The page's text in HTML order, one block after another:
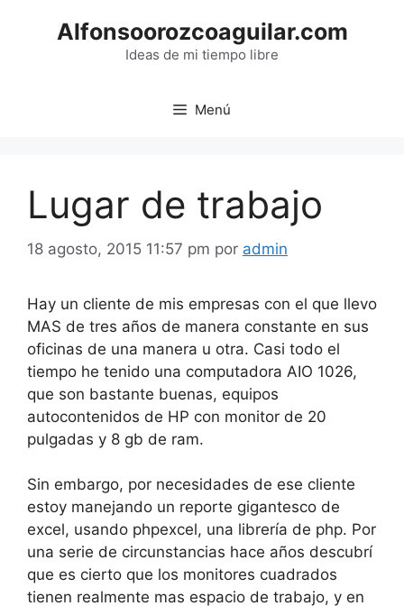
Alfonsoorozcoaguilar.com
Ideas de mi tiempo libre
Menú
Lugar de trabajo
18 agosto, 2015 11:57 pm por admin
Hay un cliente de mis empresas con el que llevo
MAS de tres años de manera constante en sus
oficinas de una manera u otra. Casi todo el
tiempo he tenido una computadora AIO 1026,
que son bastante buenas, equipos
autocontenidos de HP con monitor de 20
pulgadas y 8 gb de ram.
Sin embargo, por necesidades de ese cliente
estoy manejando un reporte gigantesco de
excel, usando phpexcel, una librería de php. Por
una serie de circunstancias hace años descubrí
que es cierto que los monitores cuadrados
tienen realmente mas espacio de trabajo, y en